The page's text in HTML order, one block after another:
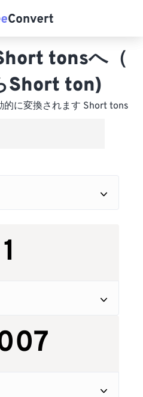
tonsへ（
Short ton)
的に変換されます Short tons